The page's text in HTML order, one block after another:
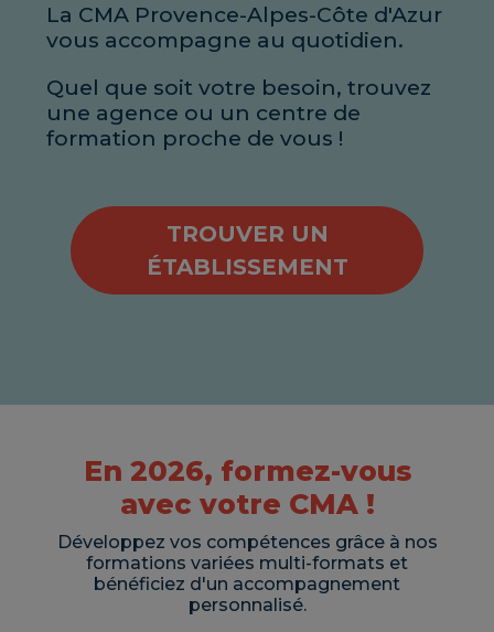
La CMA Provence-Alpes-Côte d'Azur
vous accompagne au quotidien.
Quel que soit votre besoin, trouvez
une agence ou un centre de
formation proche de vous !
TROUVER UN
ÉTABLISSEMENT
En 2026, formez-vous
avec votre CMA !
Développez vos compétences grâce à nos
formations variées multi-formats et
bénéficiez d'un accompagnement
personnalisé.